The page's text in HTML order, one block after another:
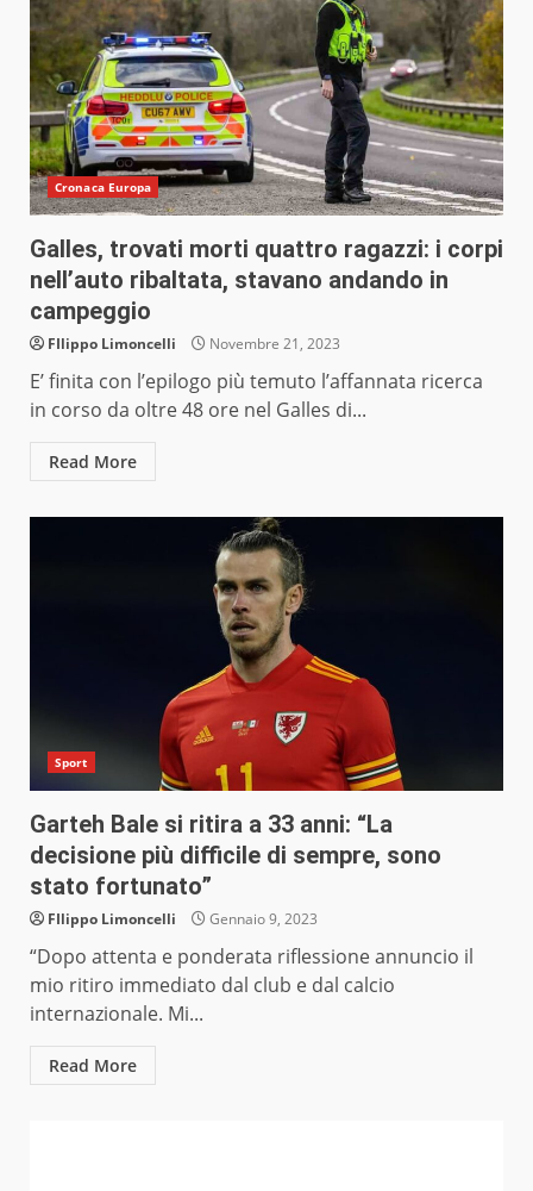
Cronaca Europa
Galles, trovati morti quattro ragazzi: i corpi
nell’auto ribaltata, stavano andando in
campeggio
FIlippo Limoncelli Novembre 21, 2023
E’ finita con l’epilogo più temuto l’affannata ricerca
in corso da oltre 48 ore nel Galles di...
Read More
Sport
Garteh Bale si ritira a 33 anni: “La
decisione più difficile di sempre, sono
stato fortunato”
FIlippo Limoncelli Gennaio 9, 2023
“Dopo attenta e ponderata riflessione annuncio il
mio ritiro immediato dal club e dal calcio
internazionale. Mi...
Read More